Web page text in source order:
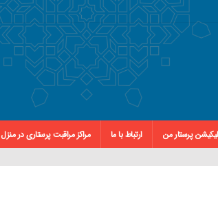
پرستار من ارتباط با ما مراکز مراقبت پرستاری در منزل